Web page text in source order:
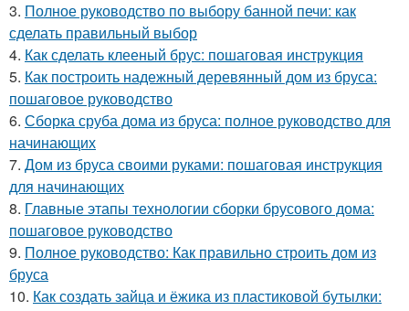
3. Полное руководство по выбору банной печи: как
сделать правильный выбор
4. Как сделать клееный брус: пошаговая инструкция
5. Как построить надежный деревянный дом из бруса:
пошаговое руководство
6. Сборка сруба дома из бруса: полное руководство для
начинающих
7. Дом из бруса своими руками: пошаговая инструкция
для начинающих
8. Главные этапы технологии сборки брусового дома:
пошаговое руководство
9. Полное руководство: Как правильно строить дом из
бруса
10. Как создать зайца и ёжика из пластиковой бутылки: